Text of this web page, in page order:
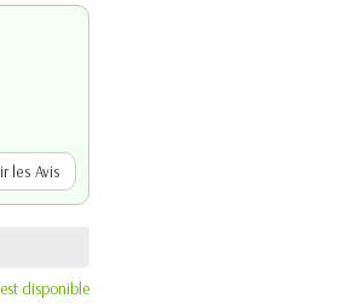
les Avis
disponible